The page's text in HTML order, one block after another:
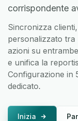
corrispondente
Sincronizza
personalizzato tra
azioni su
e unifica la
Configurazione in
dedicato.
Inizia